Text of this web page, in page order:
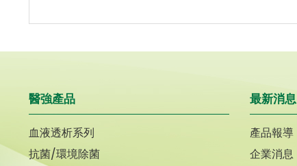
醫強產品
血液透析系列
抗菌/環境除菌
最新消息
產品報導
企業消息